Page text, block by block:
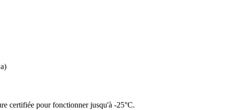
certifiée pour fonctionner jusqu'à -25°C.